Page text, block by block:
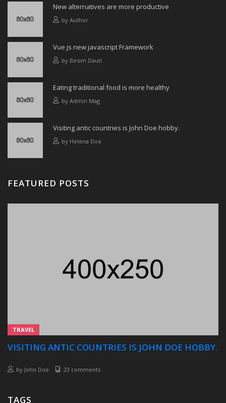
New alternatives are more productive
by Author
Vue js new javascript Framework
by Besim Dauti
Eating traditional food is more healthy
by Admin Mag
Visiting antic countries is John Doe hobby.
by Helena Doe
FEATURED POSTS
TRAVEL
VISITING ANTIC COUNTRIES IS JOHN DOE HOBBY.
by John Doe 23 comments
TAGS